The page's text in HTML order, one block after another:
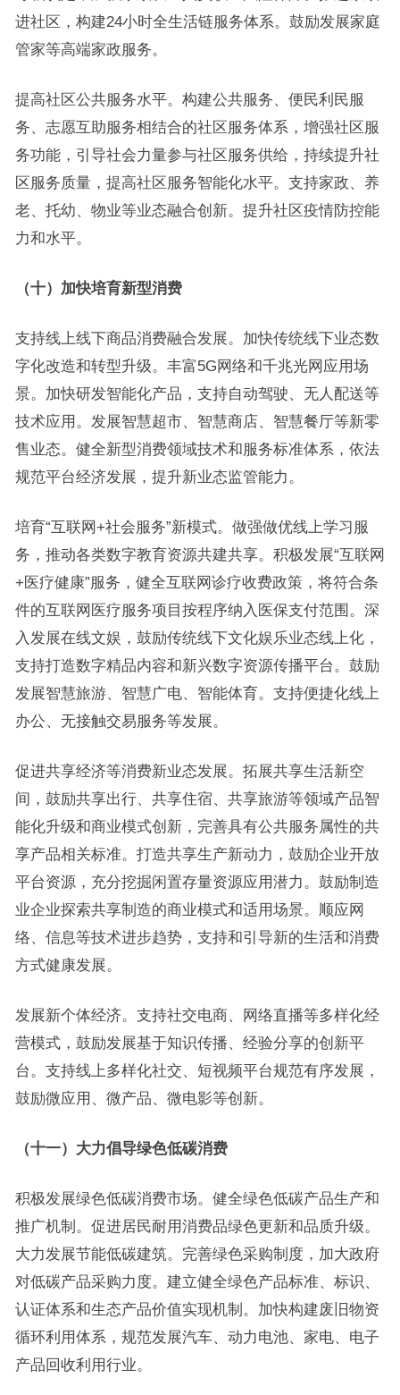
进社区，构建24小时全生活链服务体系。鼓励发展家庭
管家等高端家政服务。
提高社区公共服务水平。构建公共服务、便民利民服
务、志愿互助服务相结合的社区服务体系，增强社区服
务功能，引导社会力量参与社区服务供给，持续提升社
区服务质量，提高社区服务智能化水平。支持家政、养
老、托幼、物业等业态融合创新。提升社区疫情防控能
力和水平。
（十）加快培育新型消费
支持线上线下商品消费融合发展。加快传统线下业态数
字化改造和转型升级。丰富5G网络和千兆光网应用场
景。加快研发智能化产品，支持自动驾驶、无人配送等
技术应用。发展智慧超市、智慧商店、智慧餐厅等新零
售业态。健全新型消费领域技术和服务标准体系，依法
规范平台经济发展，提升新业态监管能力。
培育“互联网+社会服务”新模式。做强做优线上学习服
务，推动各类数字教育资源共建共享。积极发展“互联网
+医疗健康”服务，健全互联网诊疗收费政策，将符合条
件的互联网医疗服务项目按程序纳入医保支付范围。深
入发展在线文娱，鼓励传统线下文化娱乐业态线上化，
支持打造数字精品内容和新兴数字资源传播平台。鼓励
发展智慧旅游、智慧广电、智能体育。支持便捷化线上
办公、无接触交易服务等发展。
促进共享经济等消费新业态发展。拓展共享生活新空
间，鼓励共享出行、共享住宿、共享旅游等领域产品智
能化升级和商业模式创新，完善具有公共服务属性的共
享产品相关标准。打造共享生产新动力，鼓励企业开放
平台资源，充分挖掘闲置存量资源应用潜力。鼓励制造
业企业探索共享制造的商业模式和适用场景。顺应网
络、信息等技术进步趋势，支持和引导新的生活和消费
方式健康发展。
发展新个体经济。支持社交电商、网络直播等多样化经
营模式，鼓励发展基于知识传播、经验分享的创新平
台。支持线上多样化社交、短视频平台规范有序发展，
鼓励微应用、微产品、微电影等创新。
（十一）大力倡导绿色低碳消费
积极发展绿色低碳消费市场。健全绿色低碳产品生产和
推广机制。促进居民耐用消费品绿色更新和品质升级。
大力发展节能低碳建筑。完善绿色采购制度，加大政府
对低碳产品采购力度。建立健全绿色产品标准、标识、
认证体系和生态产品价值实现机制。加快构建废旧物资
循环利用体系，规范发展汽车、动力电池、家电、电子
产品回收利用行业。